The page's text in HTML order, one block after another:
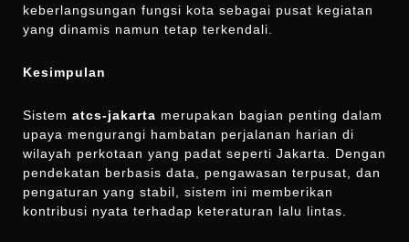
keberlangsungan fungsi kota sebagai pusat kegiatan
yang dinamis namun tetap terkendali.
Kesimpulan
Sistem atcs-jakarta merupakan bagian penting dalam
upaya mengurangi hambatan perjalanan harian di
wilayah perkotaan yang padat seperti Jakarta. Dengan
pendekatan berbasis data, pengawasan terpusat, dan
pengaturan yang stabil, sistem ini memberikan
kontribusi nyata terhadap keteraturan lalu lintas.